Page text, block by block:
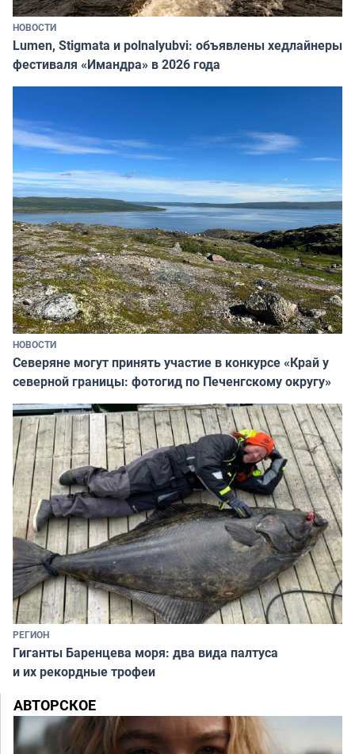
НОВОСТИ
Lumen, Stigmata и polnalyubvi: объявлены хедлайнеры
фестиваля «Имандра» в 2026 года
НОВОСТИ
Северяне могут принять участие в конкурсе «Край у
северной границы: фотогид по Печенгскому округу»
РЕГИОН
Гиганты Баренцева моря: два вида палтуса
и их рекордные трофеи
АВТОРСКОЕ